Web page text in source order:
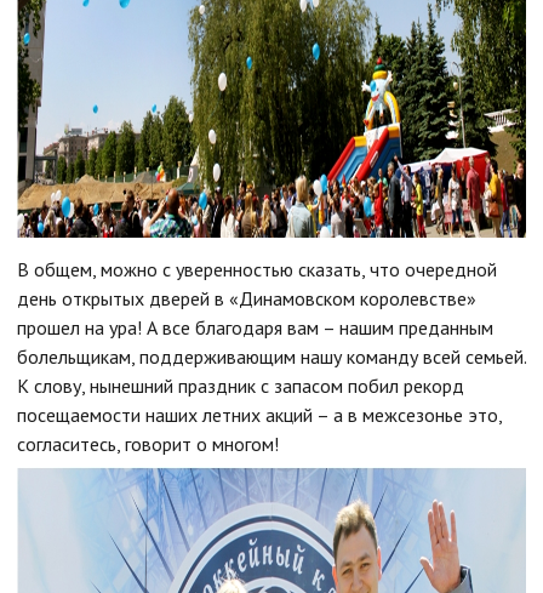
В общем, можно с уверенностью сказать, что очередной
день открытых дверей в «Динамовском королевстве»
прошел на ура! А все благодаря вам – нашим преданным
болельщикам, поддерживающим нашу команду всей семьей.
К слову, нынешний праздник с запасом побил рекорд
посещаемости наших летних акций – а в межсезонье это,
согласитесь, говорит о многом!